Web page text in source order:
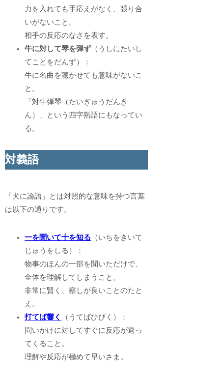
力を入れても手応えがなく、張り合
いがないこと。
相手の反応のなさを表す。
牛に対して琴を弾ず （うしにたいし
てことをだんず）：
牛に名曲を聴かせても意味がないこ
と。
「対牛弾琴（たいぎゅうだんき
ん）」という四字熟語にもなってい
る。
対義語
「犬に論語」とは対照的な意味を持つ言葉
は以下の通りです。
一を聞いて十を知る （いちをきいて
じゅうをしる）：
物事のほんの一部を聞いただけで、
全体を理解してしまうこと。
非常に賢く、察しが良いことのたと
え。
打てば響く
（うてばひびく）：
問いかけに対してすぐに反応が返っ
てくること。
理解や反応が極めて早いさま。